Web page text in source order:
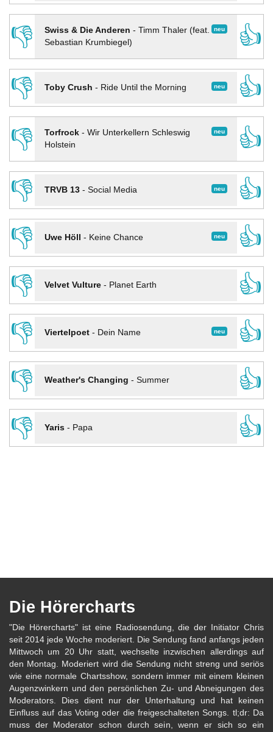
👎
neu
Swiss & Die Anderen - Timm Thaler (feat.
Sebastian Krumbiegel)
👍
👎
neu
Toby Crush - Ride Until the Morning
👍
👎
neu
Torfrock- Wir Unterkellern Schleswig
Holstein
👍
👎
neu
TRVB 13- Social Media
👍
👎
neu
Uwe Höll - Keine Chance
👍
👎
Velvet Vulture- Planet Earth
👍
👎
neu
Viertelpoet- Dein Name
👍
👎
Weather's Changing - Summer
👍
👎
Yaris- Papa 👍
Die Hörercharts
"Die Hörercharts" ist eine Radiosendung, die der Initiator Chris
seit 2014 jede Woche moderiert. Die Sendung fand anfangs jeden
Mittwoch um 20 Uhr statt, wechselte inzwischen allerdings auf
den Montag. Moderiert wird die Sendung nicht streng und seriös
wie eine normale Chartsshow, sondern immer mit einem kleinen
Augenzwinkern und den persönlichen Zu- und Abneigungen des
Moderators. Dies dient nur der Unterhaltung und hat keinen
Einfluss auf das Voting oder die freigeschalteten Songs. tl;dr: Da
muss der Moderator schon durch sein, wenn er sich so ein